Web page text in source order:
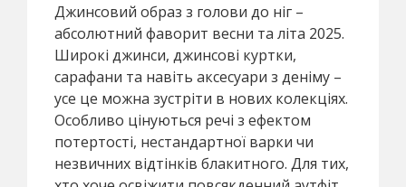
Джинсовий образ з голови до ніг –
абсолютний фаворит весни та літа 2025.
Широкі джинси, джинсові куртки,
сарафани та навіть аксесуари з деніму –
усе це можна зустріти в нових колекціях.
Особливо цінуються речі з ефектом
потертості, нестандартної варки чи
незвичних відтінків блакитного. Для тих,